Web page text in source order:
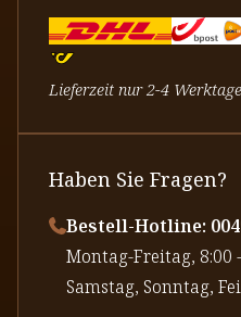
Lieferzeit nur 2-4 Werktage
Haben Sie Fragen?
Bestell-Hotline:
⁠Montag-Freitag, 8:00
⁠Samstag, Sonntag,